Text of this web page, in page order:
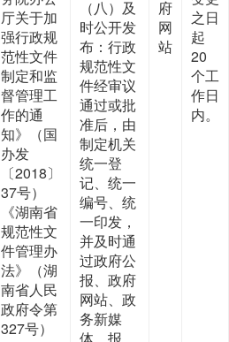
厅关于加
强行政规
范性文件
制定和监
督管理工
作的通
知》（国
办发
〔2018〕
37号）
《湖南省
规范性文
件管理办
法》（湖
南省人民
政府令第
327号）
（八）及
时公开发
布：行政
规范性文
件经审议
通过或批
准后，由
制定机关
统一登
记、统一
编号、统
一印发，
并及时通
过政府公
报、政府
网站、政
务新媒
府
网
站
之日
起
20
个工
作日
内。